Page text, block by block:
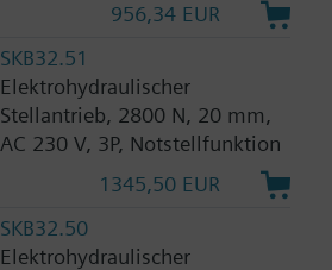
956,34 EUR
SKB32.51
Elektrohydraulischer
Stellantrieb, 2800 N, 20 mm,
AC 230 V, 3P, Notstellfunktion
1345,50 EUR
SKB32.50
Elektrohydraulischer